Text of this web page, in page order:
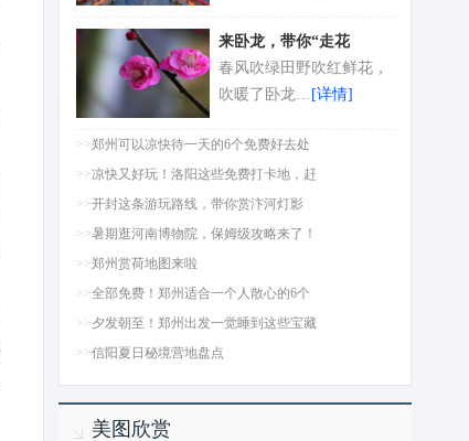
来卧龙，带你“走花
春风吹绿田野吹红鲜花，
吹暖了卧龙… [详情]
>>郑州可以凉快待一天的6个免费好去处
>>凉快又好玩！洛阳这些免费打卡地，赶
>>开封这条游玩路线，带你赏汴河灯影
>>暑期逛河南博物院，保姆级攻略来了！
>>郑州赏荷地图来啦
>>全部免费！郑州适合一个人散心的6个
>>夕发朝至！郑州出发一觉睡到这些宝藏
>>信阳夏日秘境营地盘点
美图欣赏